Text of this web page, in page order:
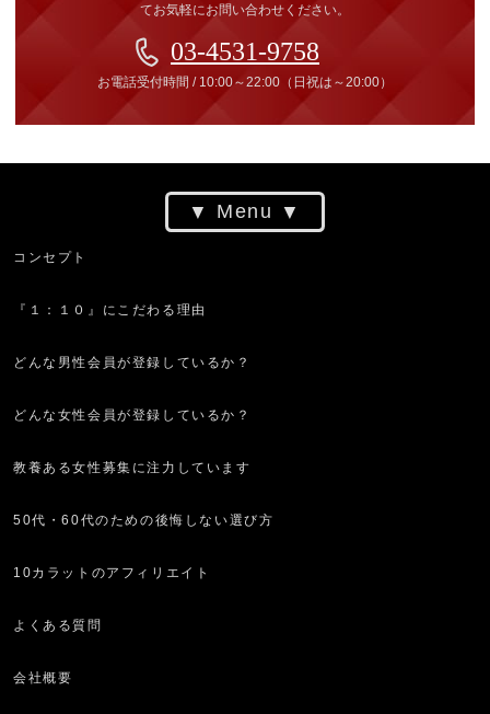
てお気軽にお問い合わせください。
03-4531-9758
お電話受付時間 / 10:00～22:00（日祝は～20:00）
Menu
コンセプト
『１：１０』にこだわる理由
どんな男性会員が登録しているか？
どんな女性会員が登録しているか？
教養ある女性募集に注力しています
50代・60代のための後悔しない選び方
10カラットのアフィリエイト
よくある質問
会社概要